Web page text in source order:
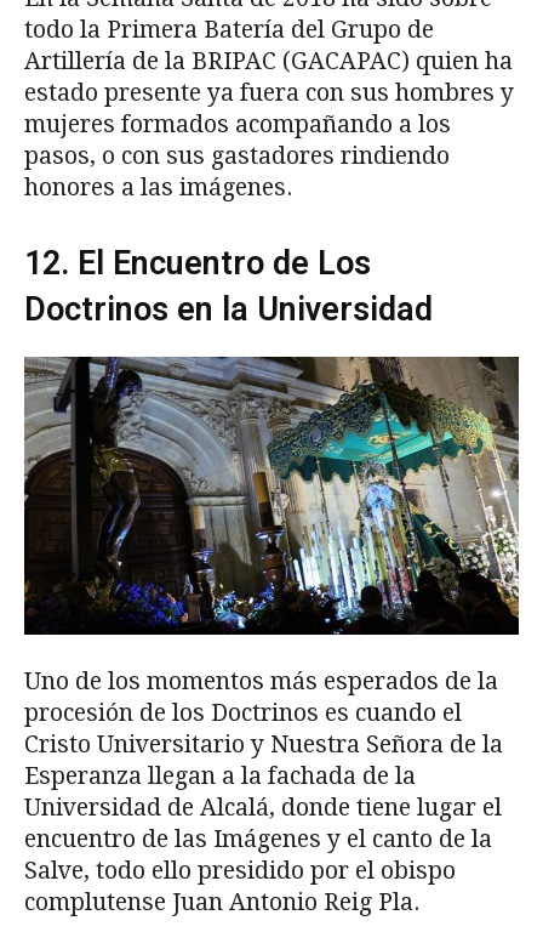
todo la Primera Batería del Grupo de
Artillería de la BRIPAC (GACAPAC) quien ha
estado presente ya fuera con sus hombres y
mujeres formados acompañando a los
pasos, o con sus gastadores rindiendo
honores a las imágenes.
12. El Encuentro de Los
Doctrinos en la Universidad
Uno de los momentos más esperados de la
procesión de los Doctrinos es cuando el
Cristo Universitario y Nuestra Señora de la
Esperanza llegan a la fachada de la
Universidad de Alcalá, donde tiene lugar el
encuentro de las Imágenes y el canto de la
Salve, todo ello presidido por el obispo
complutense Juan Antonio Reig Pla.